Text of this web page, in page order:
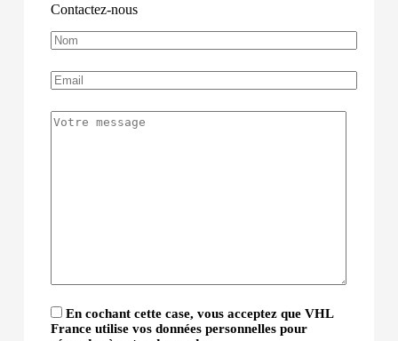
Contactez-nous
En cochant cette case, vous acceptez que VHL
France utilise vos données personnelles pour